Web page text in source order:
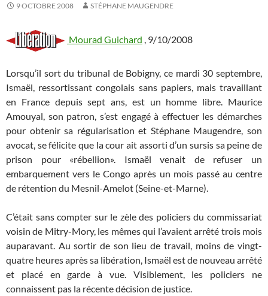
9 OCTOBRE 2008 STÉPHANE MAUGENDRE
Mourad Guichard , 9/10/2008
Lorsqu’il sort du tribunal de Bobigny, ce mardi 30 septembre,
Ismaël, ressortissant congolais sans papiers, mais travaillant
en France depuis sept ans, est un homme libre. Maurice
Amouyal, son patron, s’est engagé à effectuer les démarches
pour obtenir sa régularisation et Stéphane Maugendre, son
avocat, se félicite que la cour ait assorti d’un sursis sa peine de
prison pour «rébellion». Ismaël venait de refuser un
embarquement vers le Congo après un mois passé au centre
de rétention du Mesnil-Amelot (Seine-et-Marne).
C’était sans compter sur le zèle des policiers du commissariat
voisin de Mitry-Mory, les mêmes qui l’avaient arrêté trois mois
auparavant. Au sortir de son lieu de travail, moins de vingt-
quatre heures après sa libération, Ismaël est de nouveau arrêté
et placé en garde à vue. Visiblement, les policiers ne
connaissent pas la récente décision de justice.